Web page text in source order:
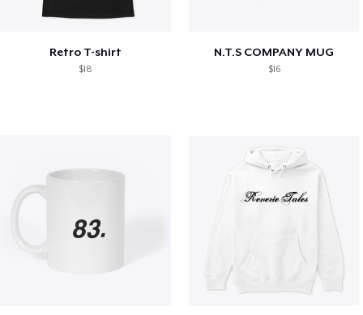
Retro T-shirt
$18
N.T.S COMPANY MUG
$16